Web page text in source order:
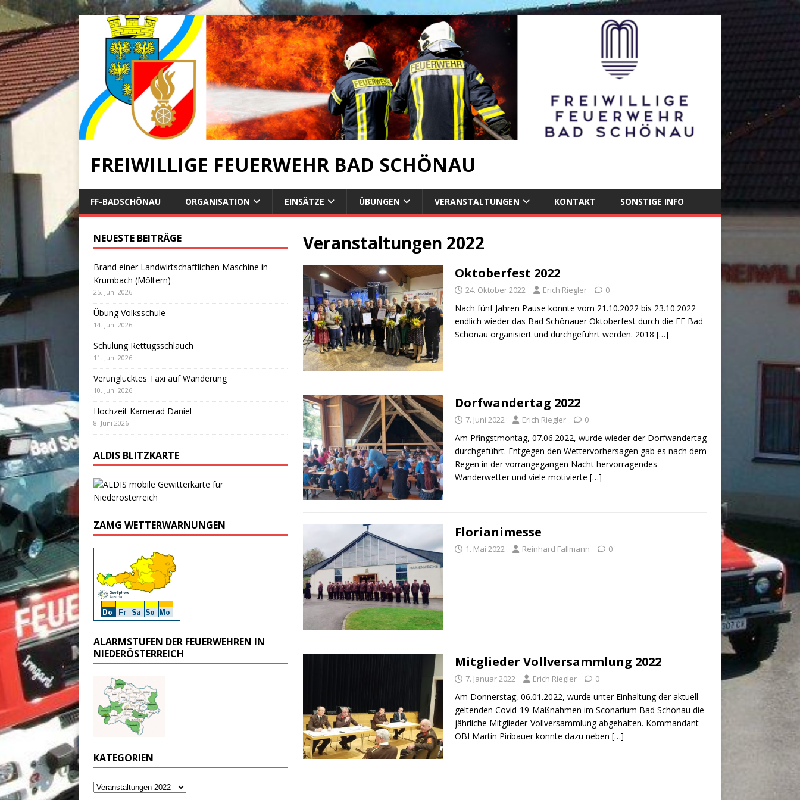
FREIWILLIGE FEUERWEHR BAD SCHÖNAU
FF-BADSCHÖNAU ORGANISATION EINSÄTZE ÜBUNGEN VERANSTALTUNGEN KONTAKT SONSTIGE INFO
Veranstaltungen 2022
Oktoberfest 2022
24. Oktober 2022 Erich Riegler 0
Nach fünf Jahren Pause konnte vom 21.10.2022 bis 23.10.2022
endlich wieder das Bad Schönauer Oktoberfest durch die FF Bad
Schönau organisiert und durchgeführt werden. 2018 […]
Dorfwandertag 2022
7. Juni 2022 Erich Riegler 0
Am Pfingstmontag, 07.06.2022, wurde wieder der Dorfwandertag
durchgeführt. Entgegen den Wettervorhersagen gab es nach dem
Regen in der vorrangegangen Nacht hervorragendes
Wanderwetter und viele motivierte […]
Florianimesse
1. Mai 2022 Reinhard Fallmann 0
Mitglieder Vollversammlung 2022
7. Januar 2022 Erich Riegler 0
Am Donnerstag, 06.01.2022, wurde unter Einhaltung der aktuell
geltenden Covid-19-Maßnahmen im Sconarium Bad Schönau die
jährliche Mitglieder-Vollversammlung abgehalten. Kommandant
OBI Martin Piribauer konnte dazu neben […]
NEUESTE BEITRÄGE
Brand einer Landwirtschaftlichen Maschine in
Krumbach (Möltern)
25. Juni 2026
Übung Volksschule
14. Juni 2026
Schulung Rettugsschlauch
11. Juni 2026
Verunglücktes Taxi auf Wanderung
10. Juni 2026
Hochzeit Kamerad Daniel
8. Juni 2026
ALDIS BLITZKARTE
ZAMG WETTERWARNUNGEN
ALARMSTUFEN DER FEUERWEHREN IN
NIEDERÖSTERREICH
KATEGORIEN